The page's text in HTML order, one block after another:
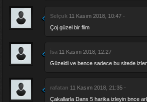
Selçuk 11 Kasım 2018, 10:47 -
Çoj güzel bir flim
İsa 11 Kasım 2018, 12:27 -
Güzeldi ve bence sadece bu sitede
rafatan 11 Kasım 2018, 21:35 -
Çakallarla Dans 5 harika izleyin bnce